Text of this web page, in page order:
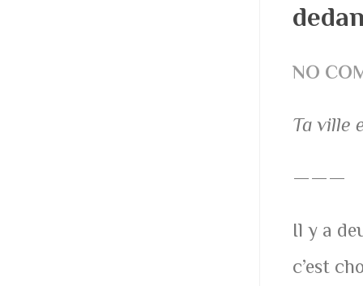
NO
Ta ville
———
Il y a
c’est